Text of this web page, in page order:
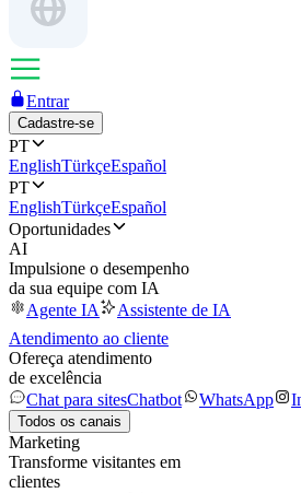
Entrar
Cadastre-se
PT
EnglishTürkçeEspañol
PT
EnglishTürkçeEspañol
Oportunidades
AI
Impulsione o desempenho
da sua equipe com IA
Agente IA
Assistente de IA
Atendimento ao cliente
Ofereça atendimento
de excelência
Chat para sitesChatbot WhatsApp
Todos os canais
Marketing
Transforme visitantes em
clientes